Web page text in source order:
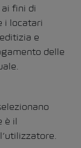
fini di
i locatari
e
delle
è il